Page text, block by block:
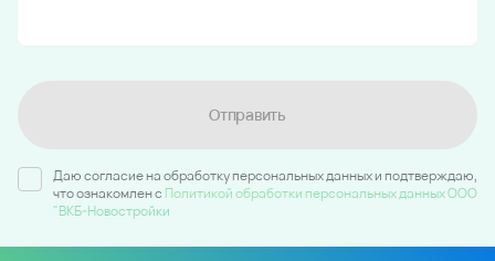
Отправить
Даю согласие на обработку персональных данных и подтверждаю,
что ознакомлен c Политикой обработки персональных данных ООО
"ВКБ-Новостройки